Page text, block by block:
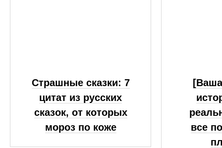
Страшные сказки: 7
цитат из русских
сказок, от которых
мороз по коже
все